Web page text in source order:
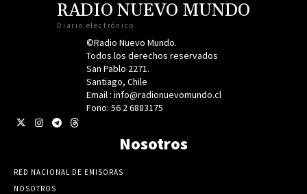
RADIO NUEVO MUNDO
Diario electrónico
©Radio Nuevo Mundo.
Todos los derechos reservados
San Pablo 2271.
Santiago, Chile
Email : info@radionuevomundo.cl
Fono: 56 2 6883175
Nosotros
RED NACIONAL DE EMISORAS
NOSOTROS